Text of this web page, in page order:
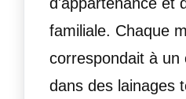
familiale. Chaque
correspondait à un
dans des lainages